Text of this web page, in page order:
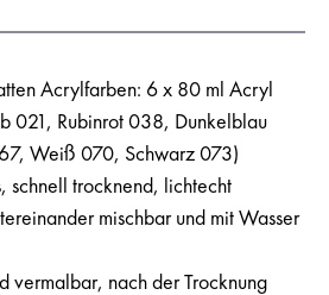
Acrylfarben: 6 x 80 ml Acryl
021, Rubinrot 038, Dunkelblau
Weiß 070, Schwarz 073)
schnell trocknend, lichtecht
mischbar und mit Wasser
vermalbar, nach der Trocknung